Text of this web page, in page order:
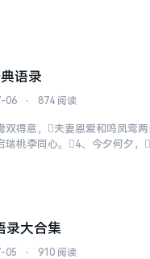
语录
06 ⋅ 874 阅读
双得意，夫妻恩爱和鸣凤鸾
瑞桃李同心。4、今夕何夕
录大合集
05 ⋅ 910 阅读